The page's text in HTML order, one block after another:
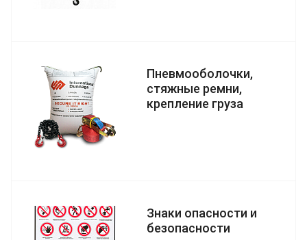
Пневмооболочки,
стяжные ремни,
крепление груза
Знаки опасности и
безопасности